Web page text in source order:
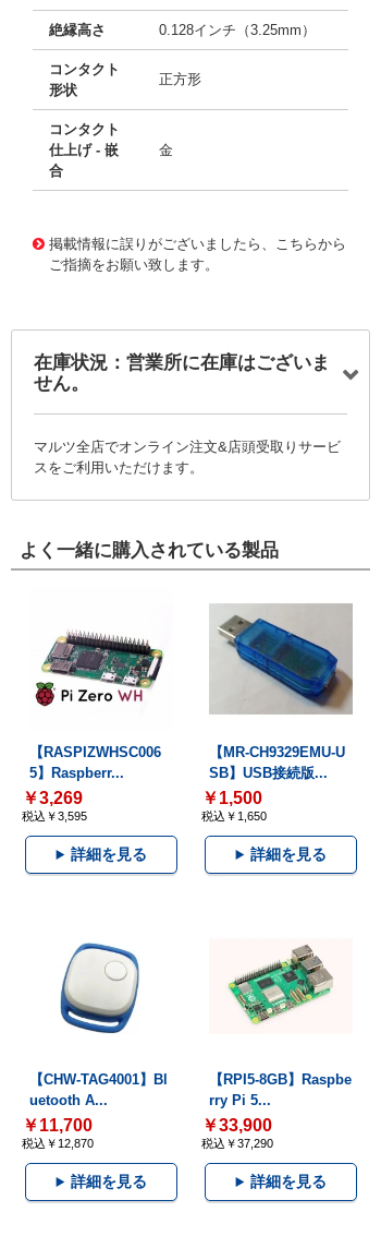
絶縁高さ 0.128インチ（3.25mm）
コンタクト
形状
正方形
コンタクト
仕上げ - 嵌
合
金
掲載情報に誤りがございましたら、こちらから
ご指摘をお願い致します。
在庫状況：営業所に在庫はございま
せん。
マルツ全店でオンライン注文&店頭受取りサービ
スをご利用いただけます。
よく一緒に購入されている製品
【RASPIZWHSC006
5】Raspberr...
￥3,269
税込￥3,595
詳細を見る
【MR-CH9329EMU-U
SB】USB接続版...
￥1,500
税込￥1,650
詳細を見る
【CHW-TAG4001】Bl
uetooth A...
￥11,700
税込￥12,870
詳細を見る
【RPI5-8GB】Raspbe
rry Pi 5...
￥33,900
税込￥37,290
詳細を見る